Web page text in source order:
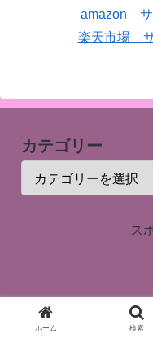
amazon サ
楽天市場
カテゴリー
ス
お問い合わせ
ホーム 検索